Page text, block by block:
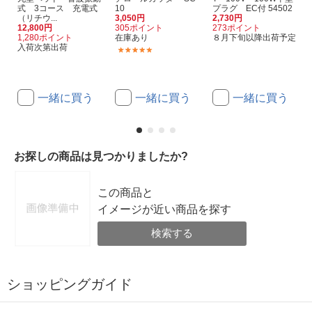
式 3コース 充電式
（リチウ...
12,800円
1,280ポイント
入荷次第出荷
一緒に買う
10
3,050円
305ポイント
在庫あり
一緒に買う
プラグ EC付 54502
2,730円
273ポイント
８月下旬以降出荷予定
一緒に買う
お探しの商品は見つかりましたか?
この商品と
イメージが近い商品を探す
検索する
ショッピングガイド